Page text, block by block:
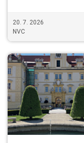
20. 7. 2026
NVC